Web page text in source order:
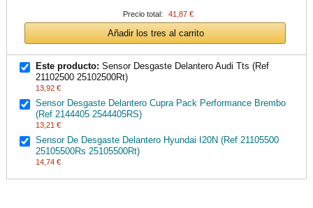
Precio total: 41,87 €
Añadir los tres al carrito
Este producto: Sensor Desgaste Delantero Audi Tts (Ref
21102500 25102500Rt)
13,92 €
Sensor Desgaste Delantero Cupra Pack Performance Brembo
(Ref 2144405 2544405RS)
13,21 €
Sensor De Desgaste Delantero Hyundai I20N (Ref 21105500
25105500Rs 25105500Rt)
14,74 €